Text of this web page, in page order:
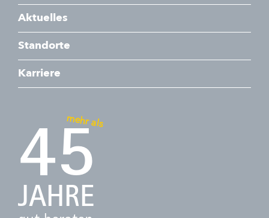
Aktuelles
Standorte
Karriere
mehr als
45
JAHRE